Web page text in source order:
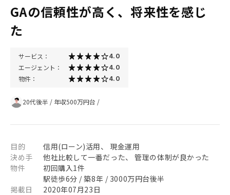
GAの信頼性が高く、将来性を感じ
た
サービス： 4.0
エージェント： 4.0
物件： 4.0
20代後半 / 年収500万円台 /
目的
信用(ローン)活用、 現金運用
決め手
他社比較して一番だった、 管理の体制が良かった
物件
初回購入1件
駅徒歩6分 / 築8年 / 3000万円台後半
掲載日
2020年07月23日